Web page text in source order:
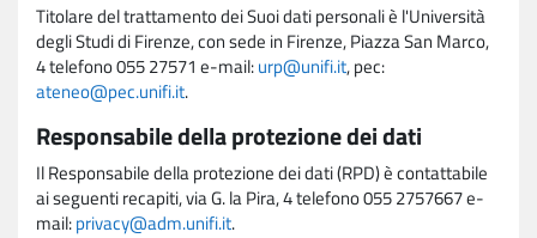
Titolare del trattamento dei Suoi dati personali è l'Università
degli Studi di Firenze, con sede in Firenze, Piazza San Marco,
4 telefono 055 27571 e-mail:urp@unifi.it, pec:
ateneo@pec.unifi.it.
Responsabile della protezione dei dati
Il Responsabile della protezione dei dati (RPD) è contattabile
ai seguenti recapiti, via G. la Pira, 4 telefono 055 2757667 e-
mail:privacy@adm.unifi.it.